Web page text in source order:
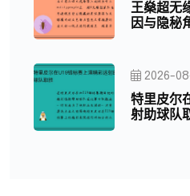
王燊超无
因与隐秘
2026-
特里皮尔
射助球队